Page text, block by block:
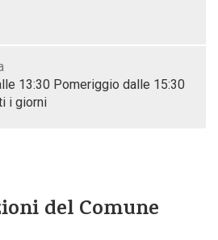
13:30 Pomeriggio dalle 15:30
i giorni
del Comune